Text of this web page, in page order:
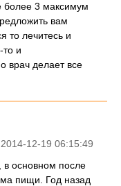
более 3 максимум
вам
то лечитесь и
то и
врач делает все
2014-12-19 06:15:49
в основном после
пищи. Год назад